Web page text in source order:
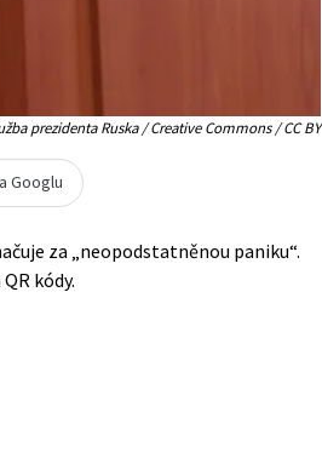
prezidenta Ruska / Creative Commons / CC BY
Googlu
za „neopodstatněnou paniku“.
kódy.